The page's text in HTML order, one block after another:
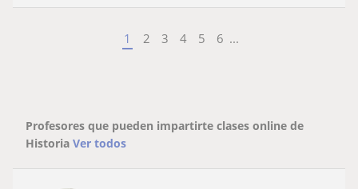
1 2 3 4 5 6 ...
Profesores que pueden impartirte clases online de
Historia Ver todos